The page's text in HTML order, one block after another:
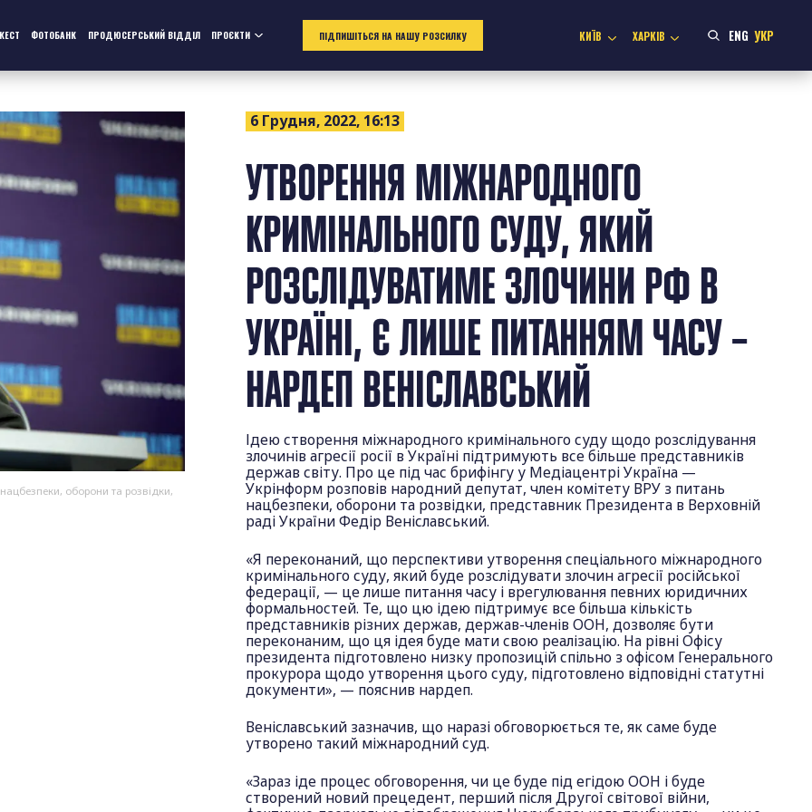
ФОТОБАНК ПРОДЮСЕРСЬКИЙ ВІДДІЛ ПРОЄКТИ ПІДПИШІТЬСЯ НА НАШУ РОЗСИЛКУ КИЇВ ХАРКІВ ENG УКР
оборони та розвідки,
6 Грудня, 2022, 16:13
УТВОРЕННЯ МІЖНАРОДНОГО
КРИМІНАЛЬНОГО СУДУ, ЯКИЙ
РОЗСЛІДУВАТИМЕ ЗЛОЧИНИ РФ В
УКРАЇНІ, Є ЛИШЕ ПИТАННЯМ ЧАСУ –
НАРДЕП ВЕНІСЛАВСЬКИЙ
Ідею створення міжнародного кримінального суду щодо розслідування
злочинів агресії росії в Україні підтримують все більше представників
держав світу. Про це під час брифінгу у Медіацентрі Україна —
Укрінформ розповів народний депутат, член комітету ВРУ з питань
нацбезпеки, оборони та розвідки, представник Президента в Верховній
раді України Федір Веніславський.
«Я переконаний, що перспективи утворення спеціального міжнародного
кримінального суду, який буде розслідувати злочин агресії російської
федерації, — це лише питання часу і врегулювання певних юридичних
формальностей. Те, що цю ідею підтримує все більша кількість
представників різних держав, держав-членів ООН, дозволяє бути
переконаним, що ця ідея буде мати свою реалізацію. На рівні Офісу
президента підготовлено низку пропозицій спільно з офісом Генерального
прокурора щодо утворення цього суду, підготовлено відповідні статутні
документи», — пояснив нардеп.
Веніславський зазначив, що наразі обговорюється те, як саме буде
утворено такий міжнародний суд.
«Зараз іде процес обговорення, чи це буде під егідою ООН і буде
створений новий прецедент, перший після Другої світової війни,